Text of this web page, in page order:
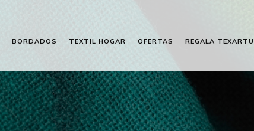
BORDADOS TEXTIL HOGAR OFERTAS REGALA TEXARTU